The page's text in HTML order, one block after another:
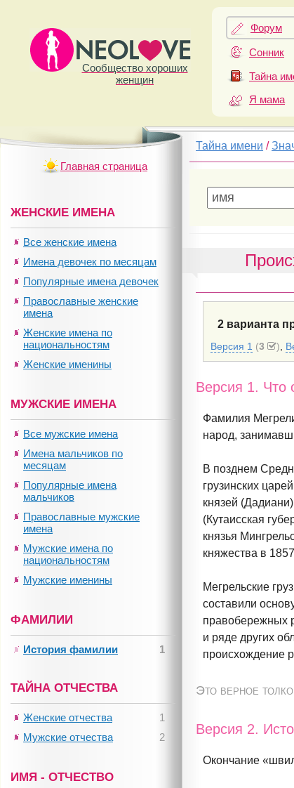
Сообщество хороших
женщин
Форум
Сонник
Тайна
Я мама
Тайна имени /
2 варианта
Версия 1 (3 ),
Версия 1. Что
Фамилия
народ,
В позднем
грузинских
князей
(Кутаисская
князья
княжества в
Мегрельские
составили
правобережных
и ряде других
происхождение
Это верное
Версия 2.
Окончание
Главная страница
ЖЕНСКИЕ ИМЕНА
Все женские имена
Имена девочек по месяцам
Популярные имена девочек
Православные женские
имена
Женские имена по
национальностям
Женские именины
МУЖСКИЕ ИМЕНА
Все мужские имена
Имена мальчиков по
месяцам
Популярные имена
мальчиков
Православные мужские
имена
Мужские имена по
национальностям
Мужские именины
ФАМИЛИИ
1
История фамилии
ТАЙНА ОТЧЕСТВА
1
Женские отчества
2
Мужские отчества
ИМЯ - ОТЧЕСТВО